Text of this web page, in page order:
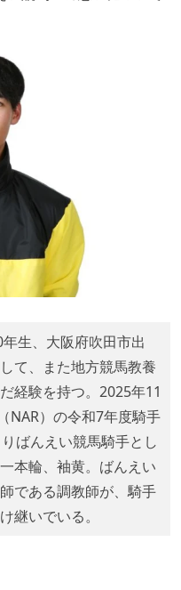
生、大阪府吹田市出
て、また地方競馬教養
経験を持つ。2025年11
NAR）の令和7年度騎手
ばんえい競馬騎手とし
本輪、袖黄。ばんえい
である調教師が、騎手
継いでいる。